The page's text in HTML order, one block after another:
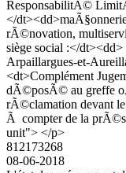
ResponsabilitÃ©
</
rÃ©novation,
siège social :</
Arpaillargues-et-
<dt>Complément
dÃ©posÃ© au greffe
rÃ©clamation devant
Ã compter de la
unit"> </p>
812173268
08-06-2018